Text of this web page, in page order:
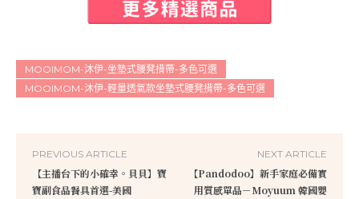
MOOIMOM-沐伊-坐墊式腰凳揹帶-多色可選
MOOIMOM-沐伊-輕量透氣款坐墊式腰凳揹帶-多色可選
PREVIOUS ARTICLE
【主播台下的小確幸。貝貝】寶
寶副食品餐具首選-美國
NEXT ARTICLE
【Pandodoo】新手家庭必備實
用質感單品－Moyuum 韓國嬰